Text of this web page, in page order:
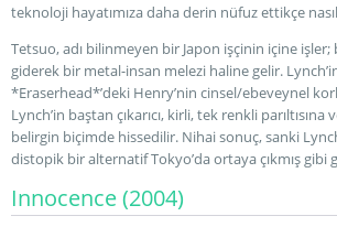
teknoloji hayatımıza daha derin nüfuz ettikçe
Tetsuo, adı bilinmeyen bir Japon işçinin içine
giderek bir metal-insan melezi haline gelir.
*Eraserhead*’deki Henry’nin cinsel/ebeveynel
Lynch’in baştan çıkarıcı, kirli, tek renkli
belirgin biçimde hissedilir. Nihai sonuç, sanki
distopik bir alternatif Tokyo’da ortaya çıkmış gibi
Innocence (2004)